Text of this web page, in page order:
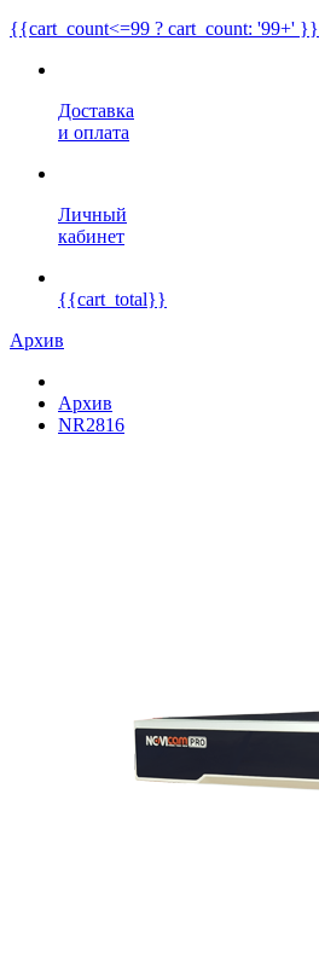
{{cart_count<=99 ? cart_count: '99+' }}
Доставка
и оплата
Личный
кабинет
{{cart_total}}
Архив
Архив
NR2816